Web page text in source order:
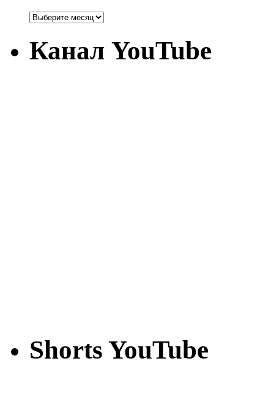
Канал YouTube
Shorts YouTube